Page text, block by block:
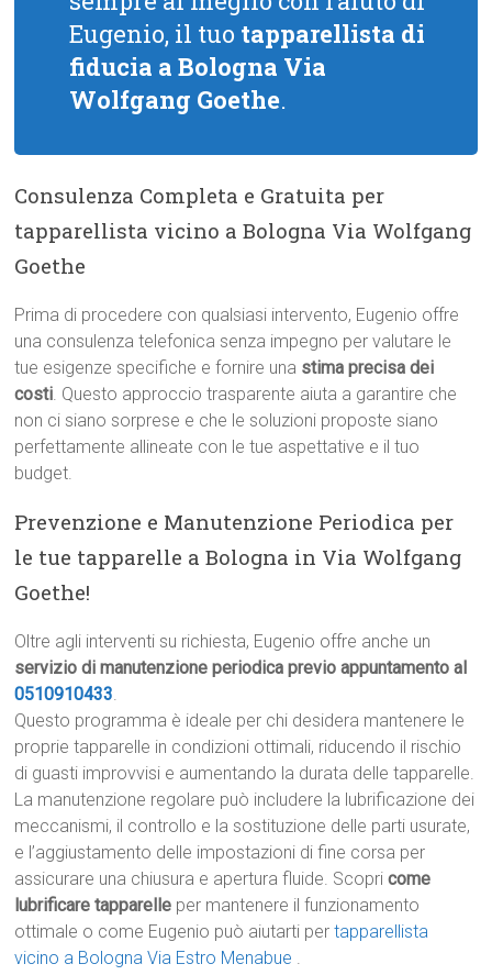
Eugenio, il tuo tapparellista di
fiducia a Bologna Via
Wolfgang Goethe.
Consulenza Completa e Gratuita per
tapparellista vicino a Bologna Via Wolfgang
Goethe
Prima di procedere con qualsiasi intervento, Eugenio offre
una consulenza telefonica senza impegno per valutare le
tue esigenze specifiche e fornire una stima precisa dei
costi. Questo approccio trasparente aiuta a garantire che
non ci siano sorprese e che le soluzioni proposte siano
perfettamente allineate con le tue aspettative e il tuo
budget.
Prevenzione e Manutenzione Periodica per
le tue tapparelle a Bologna in Via Wolfgang
Goethe!
Oltre agli interventi su richiesta, Eugenio offre anche un
servizio di manutenzione periodica previo appuntamento al
0510910433.
Questo programma è ideale per chi desidera mantenere le
proprie tapparelle in condizioni ottimali, riducendo il rischio
di guasti improvvisi e aumentando la durata delle tapparelle.
La manutenzione regolare può includere la lubrificazione dei
meccanismi, il controllo e la sostituzione delle parti usurate,
e l’aggiustamento delle impostazioni di fine corsa per
assicurare una chiusura e apertura fluide. Scopricome
lubrificare tapparelle per mantenere il funzionamento
ottimale o come Eugenio può aiutarti pertapparellista
vicino a Bologna Via Estro Menabue .